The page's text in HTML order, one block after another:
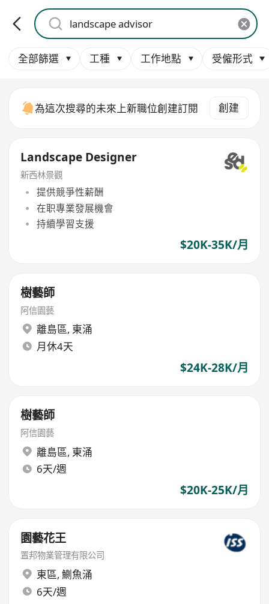
全部篩選 工種 工作地點 受僱形式
為這次搜尋的未來上新職位創建訂閱 創建
Landscape Designer
新西林景觀
提供競爭性薪酬
在职專業發展機會
持續學習支援
$20K-35K/月
樹藝師
阿信園藝
離島區, 東涌
月休4天
$24K-28K/月
樹藝師
阿信園藝
離島區, 東涌
6天/週
$20K-25K/月
園藝花王
置邦物業管理有限公司
東區, 鰂魚涌
6天/週